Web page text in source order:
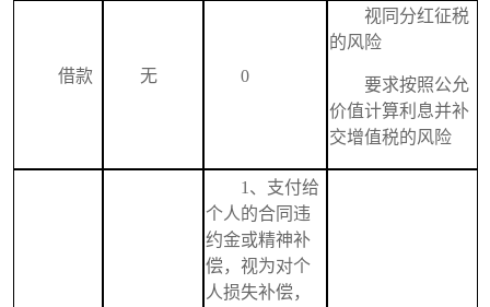
借款 无 0
视同分红征税
的风险
要求按照公允
价值计算利息并补
交增值税的风险
1、 支付给
个人的合同违
约金或精神补
偿，视为对个
人损失补偿，